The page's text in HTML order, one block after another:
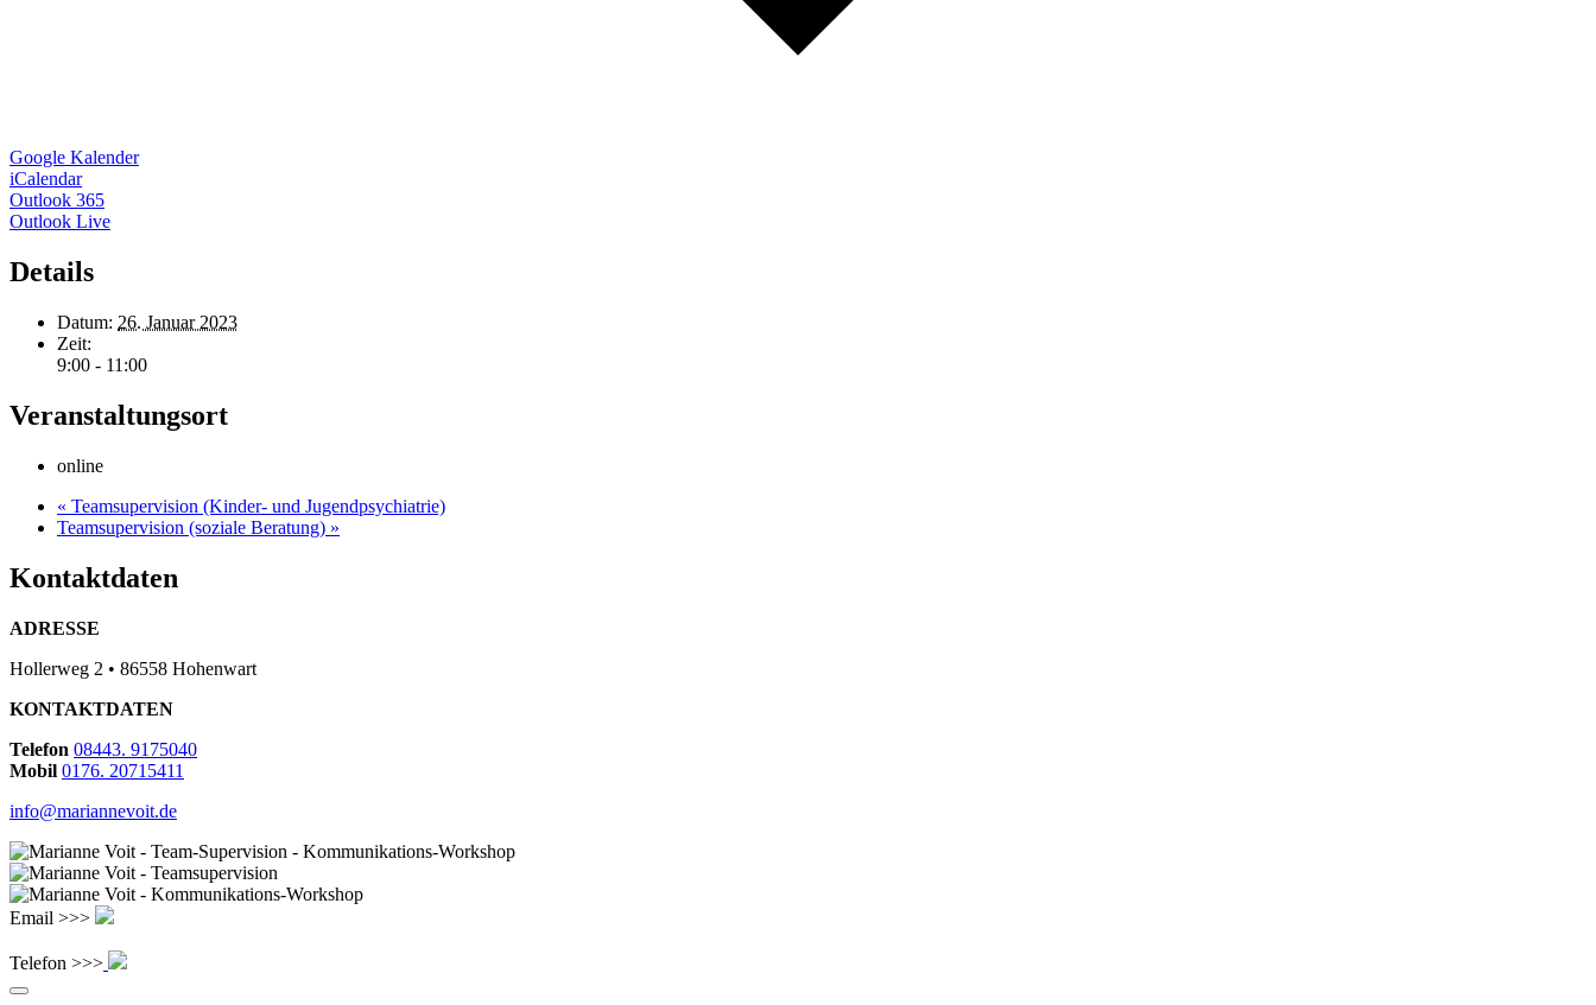
Google Kalender
iCalendar
Outlook 365
Outlook Live
Details
Datum: 26. Januar 2023
Zeit:
9:00 - 11:00
Veranstaltungsort
online
« Teamsupervision (Kinder- und Jugendpsychiatrie)
Teamsupervision (soziale Beratung) »
Kontaktdaten
ADRESSE
Hollerweg 2 • 86558 Hohenwart
KONTAKTDATEN
Telefon 08443. 9175040
Mobil 0176. 20715411
info@mariannevoit.de
Email >>>
Telefon >>>